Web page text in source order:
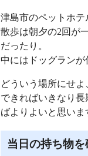
津島市のペットホテ
散歩は朝夕の2回が
だったり。
中にはドッグランが
どういう場所にせよ
できればいきなり
ばよりよいと思いま
当日の持ち物を